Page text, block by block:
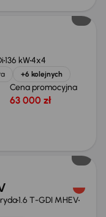
136 kW4x4
+6 kolejnych
Cena promocyjna
63 000 zł
1.6 T-GDI MHEV